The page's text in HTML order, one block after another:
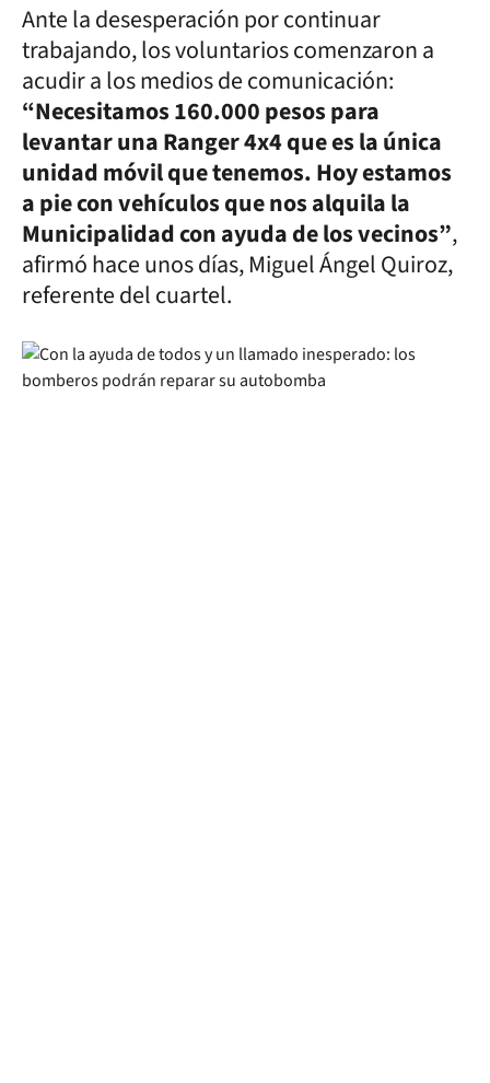
Ante la desesperación por continuar
trabajando, los voluntarios comenzaron a
acudir a los medios de comunicación:
“Necesitamos 160.000 pesos para
levantar una Ranger 4x4 que es la única
unidad móvil que tenemos. Hoy estamos
a pie con vehículos que nos alquila la
Municipalidad con ayuda de los vecinos”,
afirmó hace unos días, Miguel Ángel Quiroz,
referente del cuartel.